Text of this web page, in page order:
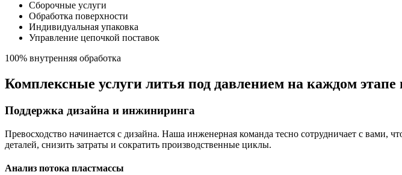
Сборочные услуги
Обработка поверхности
Индивидуальная упаковка
Управление цепочкой поставок
100% внутренняя обработка
Комплексные услуги литья под давлением на каждом этапе
Поддержка дизайна и инжиниринга
Превосходство начинается с дизайна. Наша инженерная команда тесно сотрудничает с вами,
деталей, снизить затраты и сократить производственные циклы.
Анализ потока пластмассы